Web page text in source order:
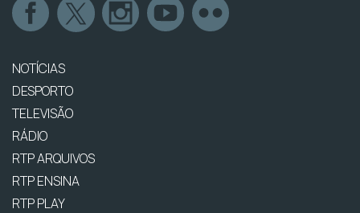
NOTÍCIAS
DESPORTO
TELEVISÃO
RÁDIO
RTP ARQUIVOS
RTP ENSINA
RTP PLAY